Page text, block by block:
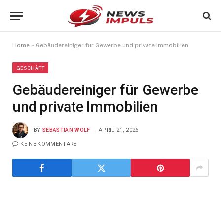
Home » Gebäudereiniger für Gewerbe und private Immobilien
GESCHÄFT
Gebäudereiniger für Gewerbe
und private Immobilien
BY SEBASTIAN WOLF APRIL 21, 2026
KEINE KOMMENTARE